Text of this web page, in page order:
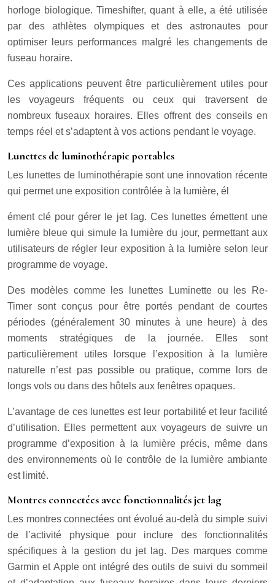
horloge biologique. Timeshifter, quant à elle, a été utilisée
par des athlètes olympiques et des astronautes pour
optimiser leurs performances malgré les changements de
fuseau horaire.
Ces applications peuvent être particulièrement utiles pour
les voyageurs fréquents ou ceux qui traversent de
nombreux fuseaux horaires. Elles offrent des conseils en
temps réel et s’adaptent à vos actions pendant le voyage.
Lunettes de luminothérapie portables
Les lunettes de luminothérapie sont une innovation récente
qui permet une exposition contrôlée à la lumière, él
ément clé pour gérer le jet lag. Ces lunettes émettent une
lumière bleue qui simule la lumière du jour, permettant aux
utilisateurs de régler leur exposition à la lumière selon leur
programme de voyage.
Des modèles comme les lunettes Luminette ou les Re-
Timer sont conçus pour être portés pendant de courtes
périodes (généralement 30 minutes à une heure) à des
moments stratégiques de la journée. Elles sont
particulièrement utiles lorsque l’exposition à la lumière
naturelle n’est pas possible ou pratique, comme lors de
longs vols ou dans des hôtels aux fenêtres opaques.
L’avantage de ces lunettes est leur portabilité et leur facilité
d’utilisation. Elles permettent aux voyageurs de suivre un
programme d’exposition à la lumière précis, même dans
des environnements où le contrôle de la lumière ambiante
est limité.
Montres connectées avec fonctionnalités jet lag
Les montres connectées ont évolué au-delà du simple suivi
de l’activité physique pour inclure des fonctionnalités
spécifiques à la gestion du jet lag. Des marques comme
Garmin et Apple ont intégré des outils de suivi du sommeil